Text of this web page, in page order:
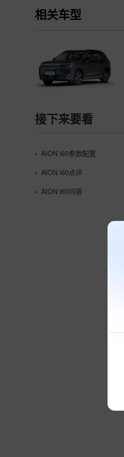
相关车型
接下来要看
AION i60参数配置
AION i60点评
AION i60问答